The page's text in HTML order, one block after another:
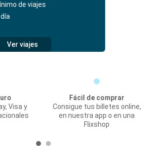
de viajes
Ver viajes
Visa y
Fácil de comprar
Consigue tus billetes online,
en nuestra app o en una
Flixshop